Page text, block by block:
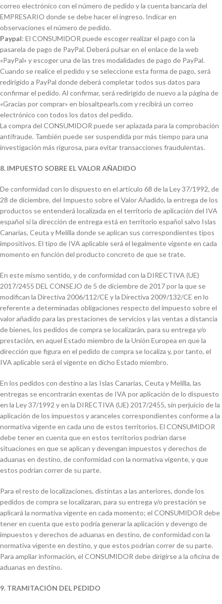
correo electrónico con el número de pedido y la cuenta bancaria del
EMPRESARIO donde se debe hacer el ingreso. Indicar en
observaciones el número de pedido.
Paypal: El CONSUMIDOR puede escoger realizar el pago con la
pasarela de pago de PayPal. Deberá pulsar en el enlace de la web
«PayPal» y escoger una de las tres modalidades de pago de PayPal.
Cuando se realice el pedido y se seleccione esta forma de pago, será
redirigido a PayPal donde deberá completar todos sus datos para
confirmar el pedido. Al confirmar, será redirigido de nuevo a la página de
«Gracias por comprar» en biosaltpearls.com y recibirá un correo
electrónico con todos los datos del pedido.
La compra del CONSUMIDOR puede ser aplazada para la comprobación
antifraude. También puede ser suspendida por más tiempo para una
investigación más rigurosa, para evitar transacciones fraudulentas.
8. IMPUESTO SOBRE EL VALOR AÑADIDO
De conformidad con lo dispuesto en el artículo 68 de la Ley 37/1992, de
28 de diciembre, del Impuesto sobre el Valor Añadido, la entrega de los
productos se entenderá localizada en el territorio de aplicación del IVA
español si la dirección de entrega está en territorio español salvo Islas
Canarias, Ceuta y Melilla donde se aplican sus correspondientes tipos
impositivos. El tipo de IVA aplicable será el legalmente vigente en cada
momento en función del producto concreto de que se trate.
En este mismo sentido, y de conformidad con la DIRECTIVA (UE)
2017/2455 DEL CONSEJO de 5 de diciembre de 2017 por la que se
modifican la Directiva 2006/112/CE y la Directiva 2009/132/CE en lo
referente a determinadas obligaciones respecto del impuesto sobre el
valor añadido para las prestaciones de servicios y las ventas a distancia
de bienes, los pedidos de compra se localizarán, para su entrega y/o
prestación, en aquel Estado miembro de la Unión Europea en que la
dirección que figura en el pedido de compra se localiza y, por tanto, el
IVA aplicable será el vigente en dicho Estado miembro.
En los pedidos con destino a las Islas Canarias, Ceuta y Melilla, las
entregas se encontrarán exentas de IVA por aplicación de lo dispuesto
en la Ley 37/1992 y en la DIRECTIVA (UE) 2017/2455, sin perjuicio de la
aplicación de los impuestos y aranceles correspondientes conforme a la
normativa vigente en cada uno de estos territorios. El CONSUMIDOR
debe tener en cuenta que en estos territorios podrían darse
situaciones en que se aplican y devengan impuestos y derechos de
aduanas en destino, de conformidad con la normativa vigente, y que
estos podrían correr de su parte.
Para el resto de localizaciones, distintas a las anteriores, donde los
pedidos de compra se localizaran, para su entrega y/o prestación se
aplicará la normativa vigente en cada momento; el CONSUMIDOR debe
tener en cuenta que esto podría generar la aplicación y devengo de
impuestos y derechos de aduanas en destino, de conformidad con la
normativa vigente en destino, y que estos podrían correr de su parte.
Para ampliar información, el CONSUMIDOR debe dirigirse a la oficina de
aduanas en destino.
9. TRAMITACIÓN DEL PEDIDO